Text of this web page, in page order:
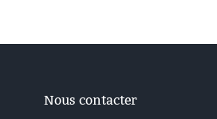
Nous contacter